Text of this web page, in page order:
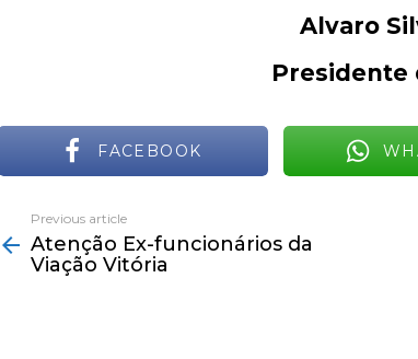
Alvaro
Presidente
FACEBOOK
more
Previous article
Atenção Ex-funcionários da
Viação Vitória